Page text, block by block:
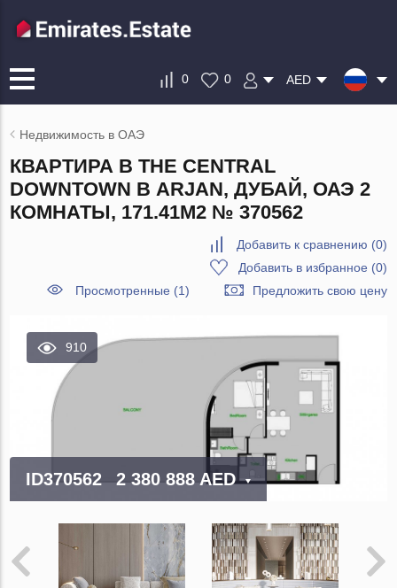
0 0 AED
Недвижимость в ОАЭ
КВАРТИРА В THE CENTRAL
DOWNTOWN В ARJAN, ДУБАЙ, ОАЭ 2
КОМНАТЫ, 171.41М2 № 370562
Добавить к сравнению (0)
Добавить в избранное (0)
Просмотренные (1)
Предложить свою цену
910
ID370562 2 380 888 AED